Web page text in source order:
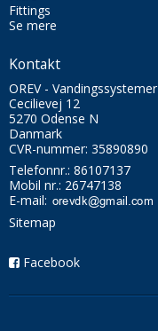
Fittings
Se mere
Kontakt
OREV - Vandingssystemer
Cecilievej 12
5270 Odense N
Danmark
CVR-nummer: 35890890
Telefonnr.: 86107137
Mobil nr.: 26747138
E-mail:
Sitemap
Facebook